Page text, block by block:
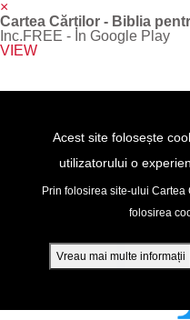
×
Cartea Cărților - Biblia
Inc.FREE - In Google Play
VIEW
Acest site folosește
utilizatorului o
Prin folosirea site-ului Cartea
folosirea
Vreau mai multe informații